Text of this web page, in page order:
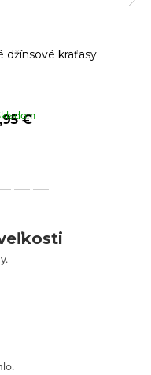
džínsové kraťasy
€